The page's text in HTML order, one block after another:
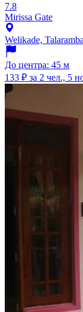
7.8
Mirissa Gate
Welikade,
До центра: 45 м
133 ₽ за 2 чел., 5